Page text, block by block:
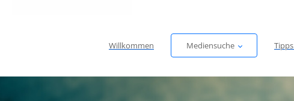
Willkommen Mediensuche